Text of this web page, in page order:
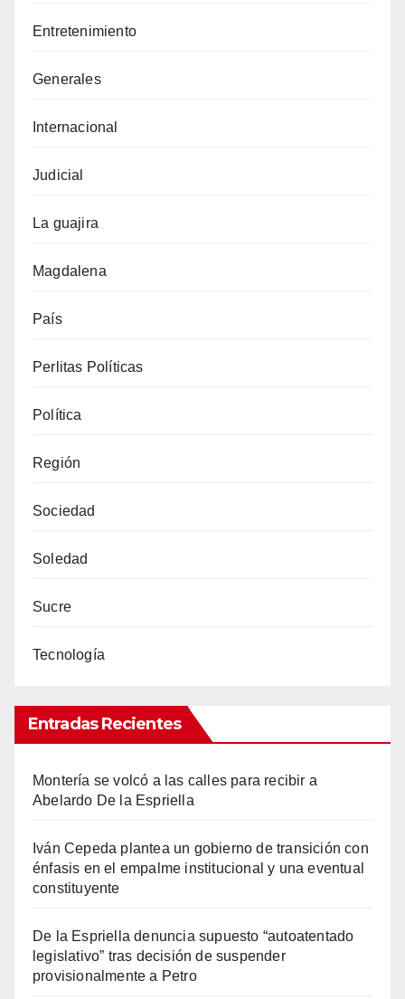
Entretenimiento
Generales
Internacional
Judicial
La guajira
Magdalena
País
Perlitas Políticas
Política
Región
Sociedad
Soledad
Sucre
Tecnología
Entradas Recientes
Montería se volcó a las calles para recibir a
Abelardo De la Espriella
Iván Cepeda plantea un gobierno de transición con
énfasis en el empalme institucional y una eventual
constituyente
De la Espriella denuncia supuesto “autoatentado
legislativo” tras decisión de suspender
provisionalmente a Petro